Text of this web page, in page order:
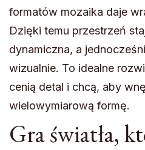
formatów mozaika daje
Dzięki temu przestrzeń
dynamiczna, a
wizualnie. To idealne
cenią detal i chcą, aby
wielowymiarową formę.
Gra światła,